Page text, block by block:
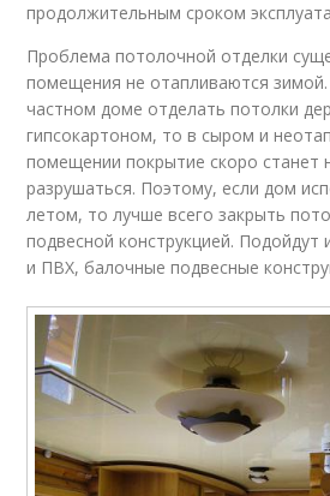
продолжительным сроком
Проблема потолочной отделки
помещения не отапливаются
частном доме отделать потолки
гипсокартоном, то в сыром и
помещении покрытие скоро станет
разрушаться. Поэтому, если дом
летом, то лучше всего закрыть
подвесной конструкцией. Подойдут
и ПВХ, балочные подвесные